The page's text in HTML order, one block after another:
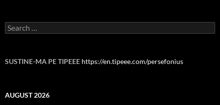
Search
for:
SUSTINE-MA PE TIPEEE https://en.tipeee.com/persefonius
AUGUST 2026